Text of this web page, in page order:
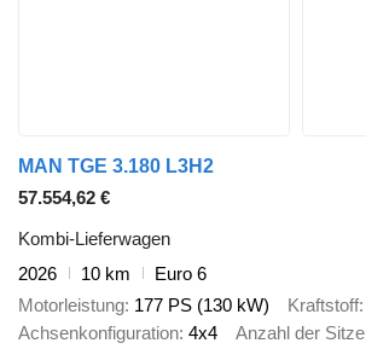
MAN TGE 3.180 L3H2
57.554,62 €
Kombi-Lieferwagen
2026
10 km
Euro 6
Motorleistung 177 PS (130 kW) Kraftstoff
Achsenkonfiguration 4x4 Anzahl der Sitze